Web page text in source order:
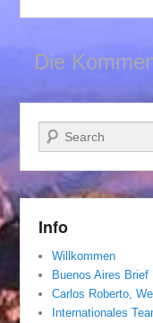
Die
Suchen
Info
Willkommen
Buenos Aires Brief
Carlos Roberto,
Internationales